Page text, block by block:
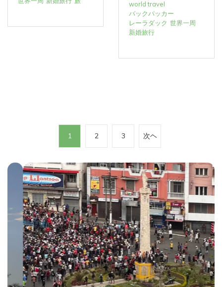
world travel
バックパッカー
レーラダック 世界一周
新婚旅行
の
ジ
送
1 2 3 次ヘ